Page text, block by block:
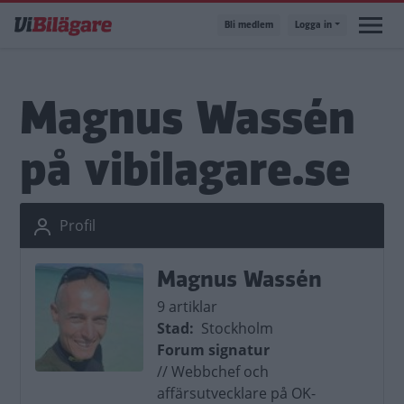
till
Bli medlem Logga in
Magnus Wassén
på vibilagare.se
Profil
Magnus Wassén
9 artiklar
Stad
Stockholm
Forum signatur
// Webbchef och
affärsutvecklare på OK-